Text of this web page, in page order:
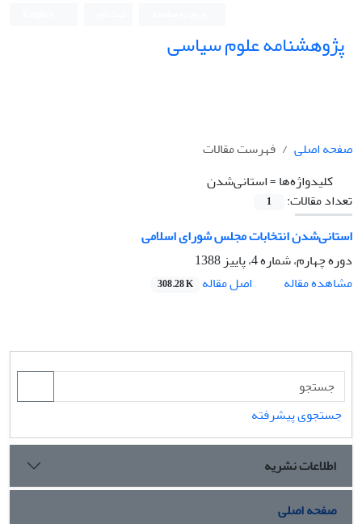
پژوهشنامه علوم سیاسی
صفحه اصلی
فهرست مقالات
کلیدواژه‌ها =استانی‌شدن
تعداد مقالات:
1
استانی‌شدن انتخابات مجلس شورای اسلامی
دوره چهارم، شماره 4، پاییز 1388
مشاهده مقاله
اصل مقاله 308.28 K
جستجوی پیشرفته
اطلاعات نشریه
صفحه اصلی